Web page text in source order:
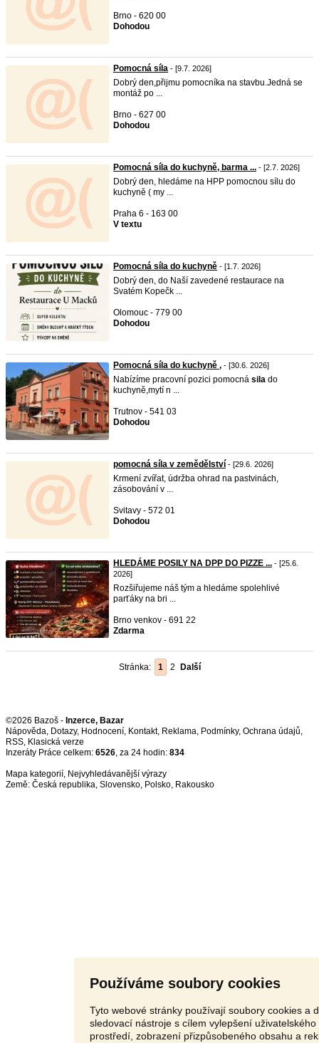
Používáme soubory cookies
Tyto webové stránky používají soubory cookies a
sledovací nástroje s cílem vylepšení uživatelského
prostředí, zobrazení přizpůsobeného obsahu a
Brno - 620 00
Dohodou
Pomocná síla - [9.7. 2026]
Dobrý den,přijmu pomocníka na stavbu.Jedná se
montáž po ...
Brno - 627 00
Dohodou
Pomocná síla do kuchyně, barma ... - [2.7. 2026]
Dobrý den, hledáme na HPP pomocnou sílu do
kuchyně ( my ...
Praha 6 - 163 00
V textu
Pomocná síla do kuchyně - [1.7. 2026]
Dobrý den, do Naší zavedené restaurace na
Svatém Kopečk ...
Olomouc - 779 00
Dohodou
Pomocná síla do kuchyně , - [30.6. 2026]
Nabízíme pracovní pozici pomocná sila do
kuchyně,mytí n ...
Trutnov - 541 03
Dohodou
pomocná síla v zemědělství - [29.6. 2026]
Krmení zvířat, údržba ohrad na pastvinách,
zásobování v ...
Svitavy - 572 01
Dohodou
HLEDÁME POSILY NA DPP DO PIZZE ... - [25.6.
2026]
Rozšiřujeme náš tým a hledáme spolehlivé
parťáky na bri ...
Brno venkov - 691 22
Zdarma
Stránka: 1 2 Další
©2026 Bazoš - Inzerce, Bazar
Nápověda, Dotazy, Hodnocení, Kontakt, Reklama, Podmínky, Ochrana údajů,
RSS,
Inzeráty Práce celkem: 6526, za 24 hodin: 834
Mapa kategorií, Nejvyhledávanější výrazy
Země: Česká republika, Slovensko, Polsko, Rakousko